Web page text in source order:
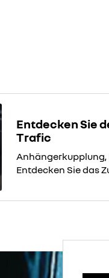
Entdecken Sie
Trafic
Anhängerkupplung,
Entdecken Sie das